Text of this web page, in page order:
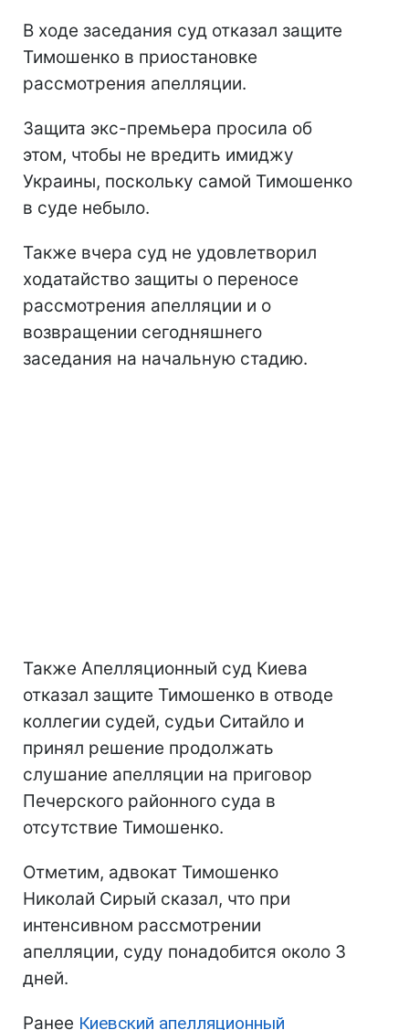
В ходе заседания суд отказал защите
Тимошенко в приостановке
рассмотрения апелляции.
Защита экс-премьера просила об
этом, чтобы не вредить имиджу
Украины, поскольку самой Тимошенко
в суде небыло.
Также вчера суд не удовлетворил
ходатайство защиты о переносе
рассмотрения апелляции и о
возвращении сегодняшнего
заседания на начальную стадию.
Также Апелляционный суд Киева
отказал защите Тимошенко в отводе
коллегии судей, судьи Ситайло и
принял решение продолжать
слушание апелляции на приговор
Печерского районного суда в
отсутствие Тимошенко.
Отметим, адвокат Тимошенко
Николай Сирый сказал, что при
интенсивном рассмотрении
апелляции, суду понадобится около 3
дней.
Ранее Киевский апелляционный